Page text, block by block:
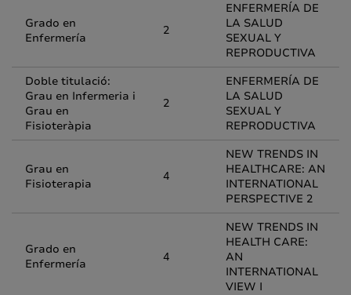
Grado en
Enfermería
2
ENFERMERÍA DE
LA SALUD
SEXUAL Y
REPRODUCTIVA
Doble titulació:
Grau en Infermeria i
Grau en
Fisioteràpia
2
ENFERMERÍA DE
LA SALUD
SEXUAL Y
REPRODUCTIVA
Grau en
Fisioterapia
4
NEW TRENDS IN
HEALTHCARE: AN
INTERNATIONAL
PERSPECTIVE 2
Grado en
Enfermería
4
NEW TRENDS IN
HEALTH CARE:
AN
INTERNATIONAL
VIEW I